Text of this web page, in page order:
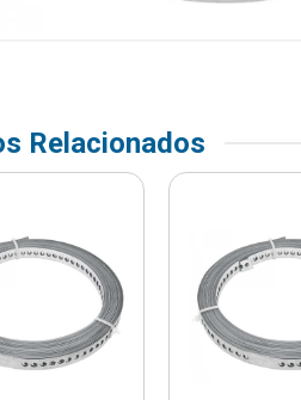
Relacionados